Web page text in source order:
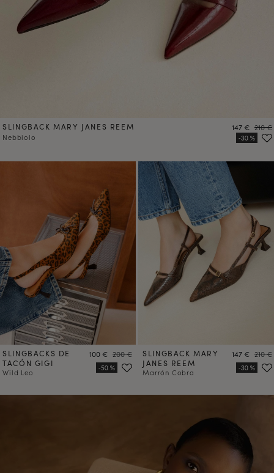
SLINGBACK MARY JANES REEM
Nebbiolo
Precio
147 € Precio
210 €
SLINGBACKS DE
TACÓN GIGI
Wild Leo
Precio
100 € Precio
200 €
SLINGBACK MARY
JANES REEM
Marrón Cobra
Precio
147 € Precio
210 €